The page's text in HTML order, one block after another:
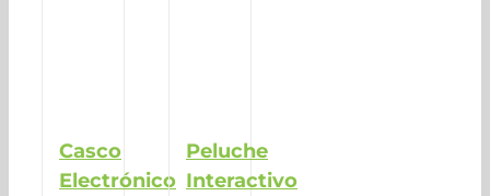
Casco
Electrónico
Peluche
Interactivo